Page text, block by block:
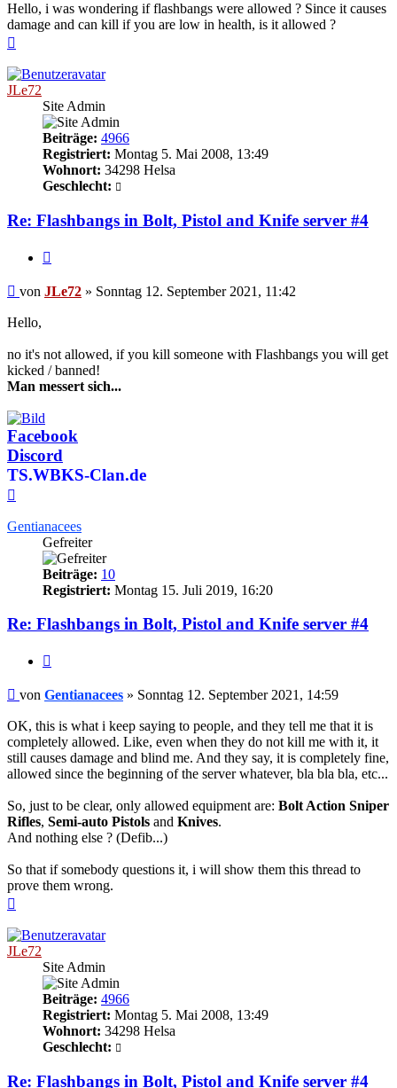
Hello, i was wondering if flashbangs were allowed ? Since it causes
damage and can kill if you are low in health, is it allowed ?
JLe72
Site Admin
Beiträge: 4966
Registriert: Montag 5. Mai 2008, 13:49
Wohnort: 34298 Helsa
Geschlecht:
Re: Flashbangs in Bolt, Pistol and Knife server #4
Beitrag
von JLe72 » Sonntag 12. September 2021, 11:42
Hello,
no it's not allowed, if you kill someone with Flashbangs you will get
kicked / banned!
Man messert sich...
Facebook
Discord
TS.WBKS-Clan.de
Gentianacees
Gefreiter
Beiträge: 10
Registriert: Montag 15. Juli 2019, 16:20
Re: Flashbangs in Bolt, Pistol and Knife server #4
Beitrag
von Gentianacees » Sonntag 12. September 2021, 14:59
OK, this is what i keep saying to people, and they tell me that it is
completely allowed. Like, even when they do not kill me with it, it
still causes damage and blind me. And they say, it is completely fine,
allowed since the beginning of the server whatever, bla bla bla, etc...
So, just to be clear, only allowed equipment are: Bolt Action Sniper
Rifles, Semi-auto Pistols and Knives.
And nothing else ? (Defib...)
So that if somebody questions it, i will show them this thread to
prove them wrong.
JLe72
Site Admin
Beiträge: 4966
Registriert: Montag 5. Mai 2008, 13:49
Wohnort: 34298 Helsa
Geschlecht:
Re: Flashbangs in Bolt, Pistol and Knife server #4